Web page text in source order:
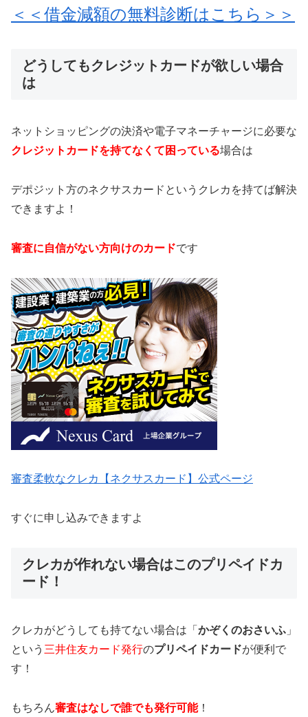
＜＜借金減額の無料診断はこちら＞＞
どうしてもクレジットカードが欲しい場合
は
ネットショッピングの決済や電子マネーチャージに必要な
クレジットカードを持てなくて困っている場合は
デポジット方のネクサスカードというクレカを持てば解決
できますよ！
審査に自信がない方向けのカードです
審査柔軟なクレカ【ネクサスカード】公式ページ
すぐに申し込みできますよ
クレカが作れない場合はこのプリペイドカ
ード！
クレカがどうしても持てない場合は「 かぞくのおさいふ 」
という 三井住友カード発行のプリペイドカードが便利で
す！
もちろん審査はなしで誰でも発行可能！